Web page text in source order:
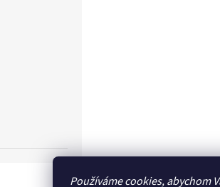
Používáme cookies, abychom